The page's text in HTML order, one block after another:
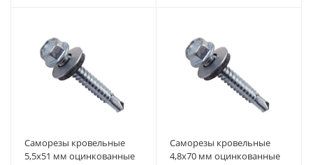
Саморезы кровельные
5,5x51 мм оцинкованные
Саморезы кровельные
4,8x70 мм оцинкованные